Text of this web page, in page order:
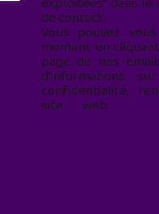
de contact.
Vous pouvez
moment en
page de nos
d'informations
confidentialité,
site web